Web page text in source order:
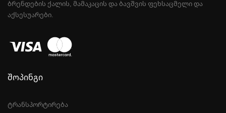
ᲑᲠᲔᲜᲓᲔᲑᲘᲡ ᲥᲐᲚᲘᲡ, ᲛᲐᲛᲐᲙᲐᲪᲘᲡ ᲓᲐ ᲑᲐᲕᲨᲕᲘᲡ ᲤᲔᲮᲡᲐᲪᲛᲔᲚᲘ ᲓᲐ
ᲐᲥᲡᲔᲡᲣᲐᲠᲔᲑᲘ.
შოპინგი
ტრანსპორტირება